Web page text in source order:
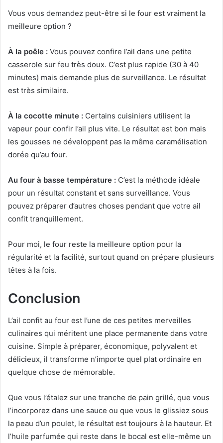
Vous vous demandez peut-être si le four est vraiment la
meilleure option ?
À la poêle : Vous pouvez confire l’ail dans une petite
casserole sur feu très doux. C’est plus rapide (30 à 40
minutes) mais demande plus de surveillance. Le résultat
est très similaire.
À la cocotte minute : Certains cuisiniers utilisent la
vapeur pour confir l’ail plus vite. Le résultat est bon mais
les gousses ne développent pas la même caramélisation
dorée qu’au four.
Au four à basse température : C’est la méthode idéale
pour un résultat constant et sans surveillance. Vous
pouvez préparer d’autres choses pendant que votre ail
confit tranquillement.
Pour moi, le four reste la meilleure option pour la
régularité et la facilité, surtout quand on prépare plusieurs
têtes à la fois.
Conclusion
L’ail confit au four est l’une de ces petites merveilles
culinaires qui méritent une place permanente dans votre
cuisine. Simple à préparer, économique, polyvalent et
délicieux, il transforme n’importe quel plat ordinaire en
quelque chose de mémorable.
Que vous l’étalez sur une tranche de pain grillé, que vous
l’incorporez dans une sauce ou que vous le glissiez sous
la peau d’un poulet, le résultat est toujours à la hauteur. Et
l’huile parfumée qui reste dans le bocal est elle-même un